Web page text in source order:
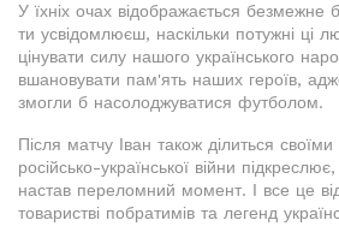
У їхніх очах відображається безмежне
ти усвідомлюєш, наскільки потужні ці
цінувати силу нашого українського
вшановувати пам'ять наших героїв,
змогли б насолоджуватися футболом.
Після матчу Іван також ділиться
російсько-української війни
настав переломний момент. І все це
товаристві побратимів та легенд